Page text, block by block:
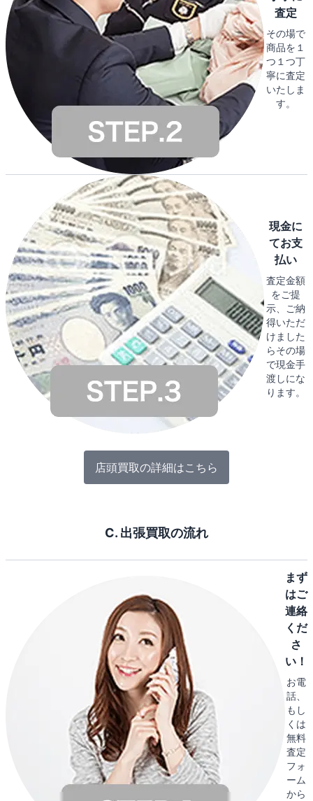
査定
その場で
商品を１
つ１つ丁
寧に査定
いたしま
す。
現金に
てお支
払い
査定金額
をご提
示、ご納
得いただ
けました
らその場
で現金手
渡しにな
ります。
店頭買取の詳細はこちら
C. 出張買取の流れ
まず
はご
連絡
くだ
さ
い！
お電
話、
もし
くは
無料
査定
フォ
ーム
から